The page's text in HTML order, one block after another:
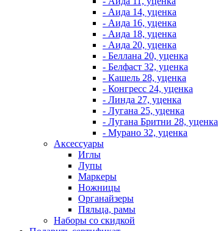
- Аида 14, уценка
- Аида 16, уценка
- Аида 18, уценка
- Аида 20, уценка
- Беллана 20, уценка
- Белфаст 32, уценка
- Кашель 28, уценка
- Конгресс 24, уценка
- Линда 27, уценка
- Лугана 25, уценка
- Лугана Бритни 28, уценка
- Мурано 32, уценка
Аксессуары
Иглы
Лупы
Маркеры
Ножницы
Органайзеры
Пяльца, рамы
Наборы со скидкой